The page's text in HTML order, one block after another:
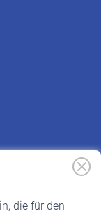
die für den